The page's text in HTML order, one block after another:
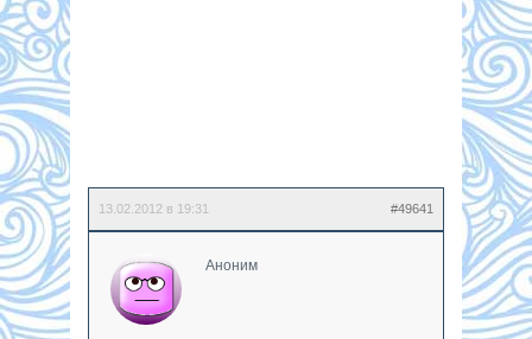
13.02.2012 в 19:31 #49641
Аноним